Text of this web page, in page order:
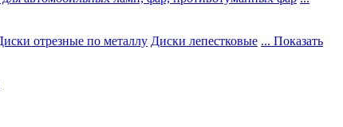
отрезные по металлу Диски лепестковые ... Показать